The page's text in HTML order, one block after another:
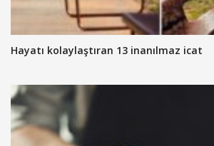
Hayatı kolaylaştıran 13 inanılmaz icat